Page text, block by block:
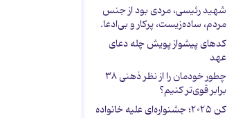
شهید رئیسی، مردی بود از جنس
مردم، ساده‌زیست، پرکار و بی‌ادعا.
کدهای پیشواز پویش چله دعای
عهد
چطور خودمان را از نظر ذهنی ۳۸
برابر قوی‌تر کنیم؟
کن ۲۰۲۵؛ جشنواره‌ای علیه خانواده